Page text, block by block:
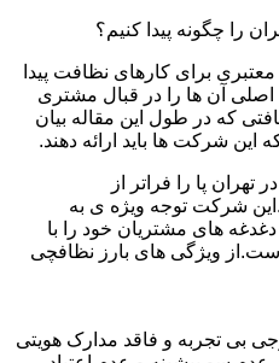
را چگونه پیدا کنیم؟
برای کارهای نظافت پیدا
آن ها را در قبال مشتری
که در طول این مقاله بیان
شرکت ها باید ارائه دهند.
پا را فراتر از
شرکت توجه ویژه ی به
های مشتریان خود را با
ویژگی های بارز نظافچی
بی تجربه و فاقد مدارک هویتی